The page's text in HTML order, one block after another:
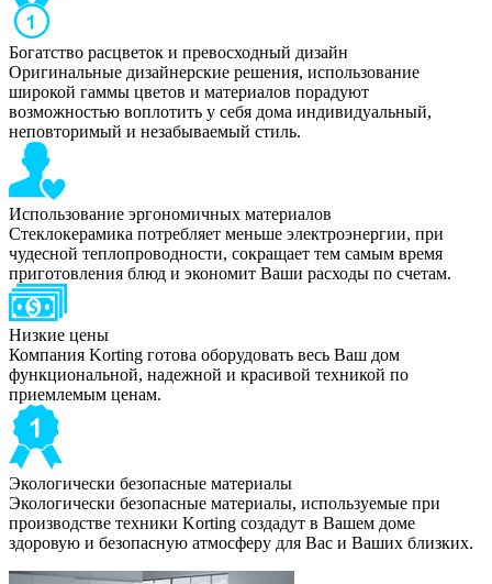
Богатство расцветок и превосходный дизайн
Оригинальные дизайнерские решения, использование
широкой гаммы цветов и материалов порадуют
возможностью воплотить у себя дома индивидуальный,
неповторимый и незабываемый стиль.
Использование эргономичных материалов
Стеклокерамика потребляет меньше электроэнергии, при
чудесной теплопроводности, сокращает тем самым время
приготовления блюд и экономит Ваши расходы по счетам.
Низкие цены
Компания Korting готова оборудовать весь Ваш дом
функциональной, надежной и красивой техникой по
приемлемым ценам.
Экологически безопасные материалы
Экологически безопасные материалы, используемые при
производстве техники Korting создадут в Вашем доме
здоровую и безопасную атмосферу для Вас и Ваших близких.